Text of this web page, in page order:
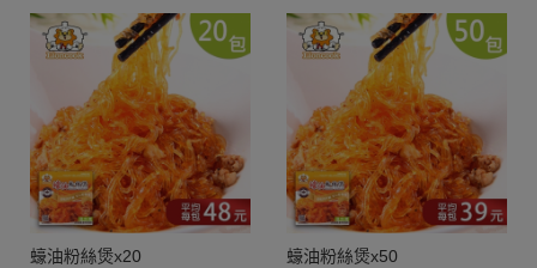
蠔油粉絲煲x20 蠔油粉絲煲x50